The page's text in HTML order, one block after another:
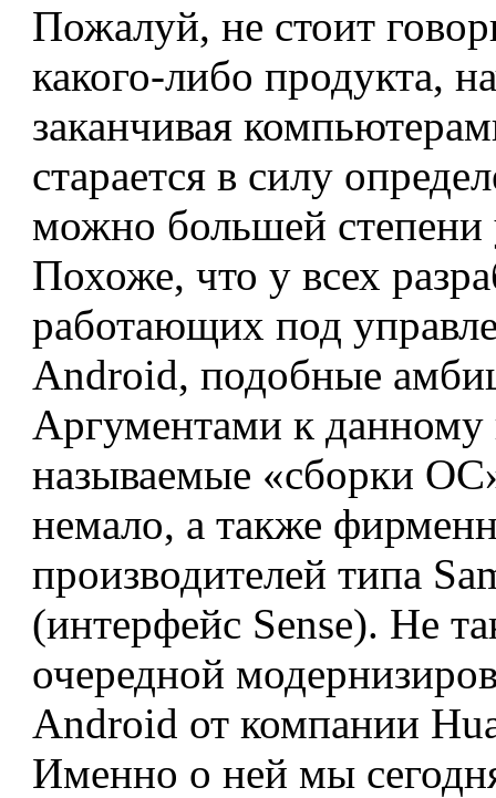
Пожалуй, не стоит
какого-либо продукта,
заканчивая
старается в силу
можно большей степени
Похоже, что у всех
работающих под
Android, подобные
Аргументами к данному
называемые «сборки
немало, а также
производителей типа
(интерфейс Sense). Не
очередной
Android от компании
Именно о ней мы